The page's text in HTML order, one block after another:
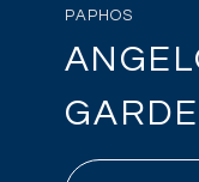
PAPHOS